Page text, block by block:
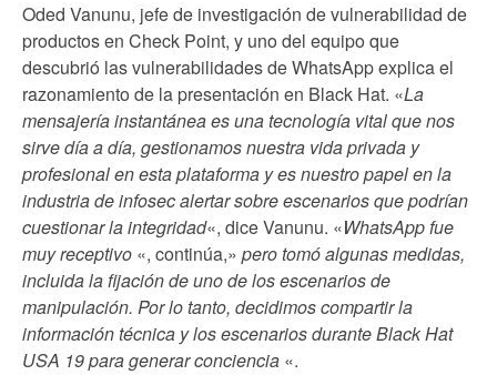
Oded Vanunu, jefe de investigación de vulnerabilidad de
productos en Check Point, y uno del equipo que
descubrió las vulnerabilidades de WhatsApp explica el
razonamiento de la presentación en Black Hat. «La
mensajería instantánea es una tecnología vital que nos
sirve día a día, gestionamos nuestra vida privada y
profesional en esta plataforma y es nuestro papel en la
industria de infosec alertar sobre escenarios que podrían
cuestionar la integridad«, dice Vanunu. «WhatsApp fue
muy receptivo «, continúa,» pero tomó algunas medidas,
incluida la fijación de uno de los escenarios de
manipulación. Por lo tanto, decidimos compartir la
información técnica y los escenarios durante Black Hat
USA 19 para generar conciencia «.